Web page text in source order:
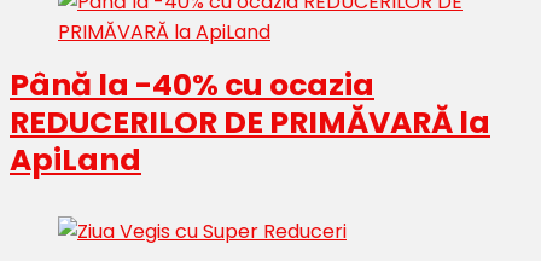
Până la -40% cu ocazia
REDUCERILOR DE PRIMĂVARĂ la
ApiLand